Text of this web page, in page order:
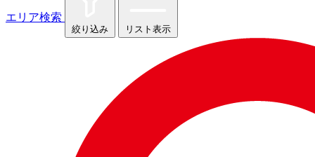
エリア検索
絞り込み リスト表示